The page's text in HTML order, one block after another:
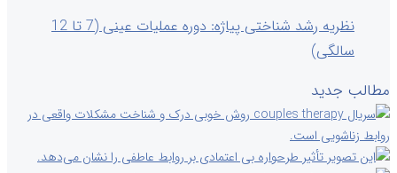
نظریه رشد شناختی پیاژه: دوره عملیات عینی (7 تا 12
سالگی)
مطالب جدید